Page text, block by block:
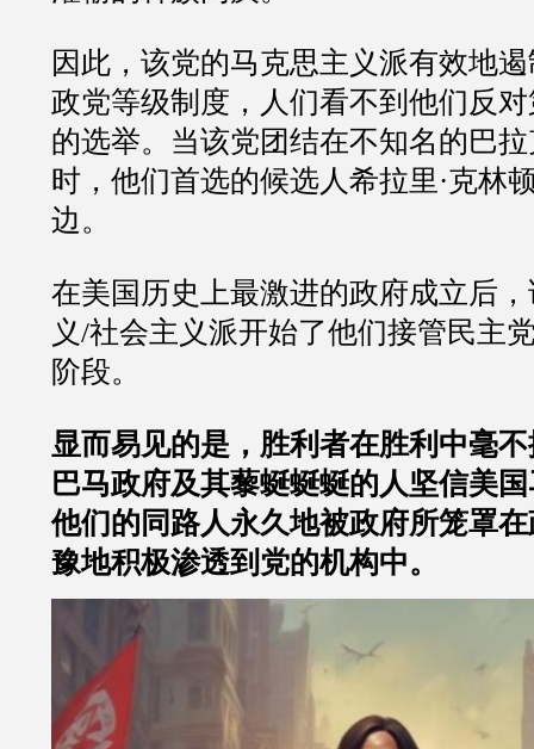
因此，该党的马克思主义派有效地
政党等级制度，人们看不到他们反
的选举。当该党团结在不知名的巴拉
时，他们首选的候选人希拉里·克林
边。
在美国历史上最激进的政府成立后
义/社会主义派开始了他们接管民主
阶段。
显而易见的是，胜利者在胜利中毫
巴马政府及其藜蜒蜒蜒的人坚信美
他们的同路人永久地被政府所笼罩
豫地积极渗透到党的机构中。